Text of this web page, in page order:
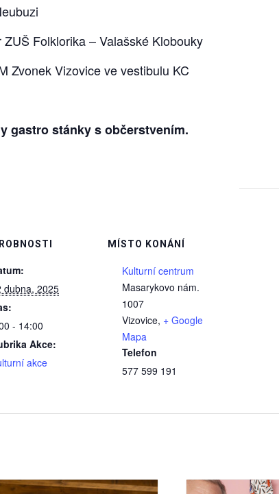
Folklorika – Valašské Klobouky
Zvonek Vizovice ve vestibulu KC
gastro stánky s občerstvením.
dubna, 2025
- 14:00
Akce:
akce
MÍSTO KONÁNÍ
Kulturní centrum
Masarykovo nám.
1007
Vizovice, + Google
Mapa
Telefon
577 599 191